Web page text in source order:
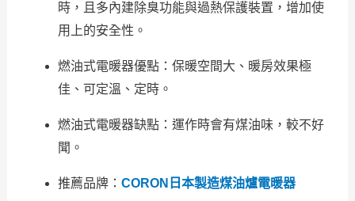
時，且多內建除臭功能與過熱保護裝置，增加使
用上的安全性。
燃油式電暖器優點：保暖空間大、暖房效果極
佳、可定溫、定時。
燃油式電暖器缺點：運作時會有煤油味，較不好
聞。
推薦品牌： CORON日本製造煤油爐電暖器